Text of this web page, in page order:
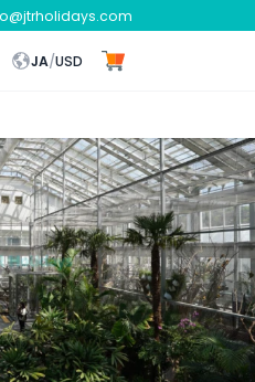
JA/USD